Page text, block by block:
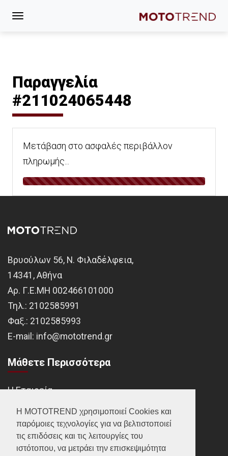
Η MOTOTREND χρησιμοποιεί Cookies και
παρόμοιες τεχνολογίες για να βελτιστοποιεί
τις επιδόσεις και τις λειτουργίες του
ιστότοπου, να μετράει την επισκεψιμότητα
Παραγγελία
#211024065448
Μετάβαση στο ασφαλές περιβάλλον
πληρωμής...
Βρυούλων 56, Ν. Φιλαδέλφεια,
14341, Αθήνα
Αρ. Γ.Ε.ΜΗ 002466101000
Τηλ.: 2102585991
Φαξ.: 2102585993
Ε-mail: info@mototrend.gr
Μάθετε Περισσότερα
Η Εταιρεία
Brands
Νέα
Οικονομικά στοιχεία